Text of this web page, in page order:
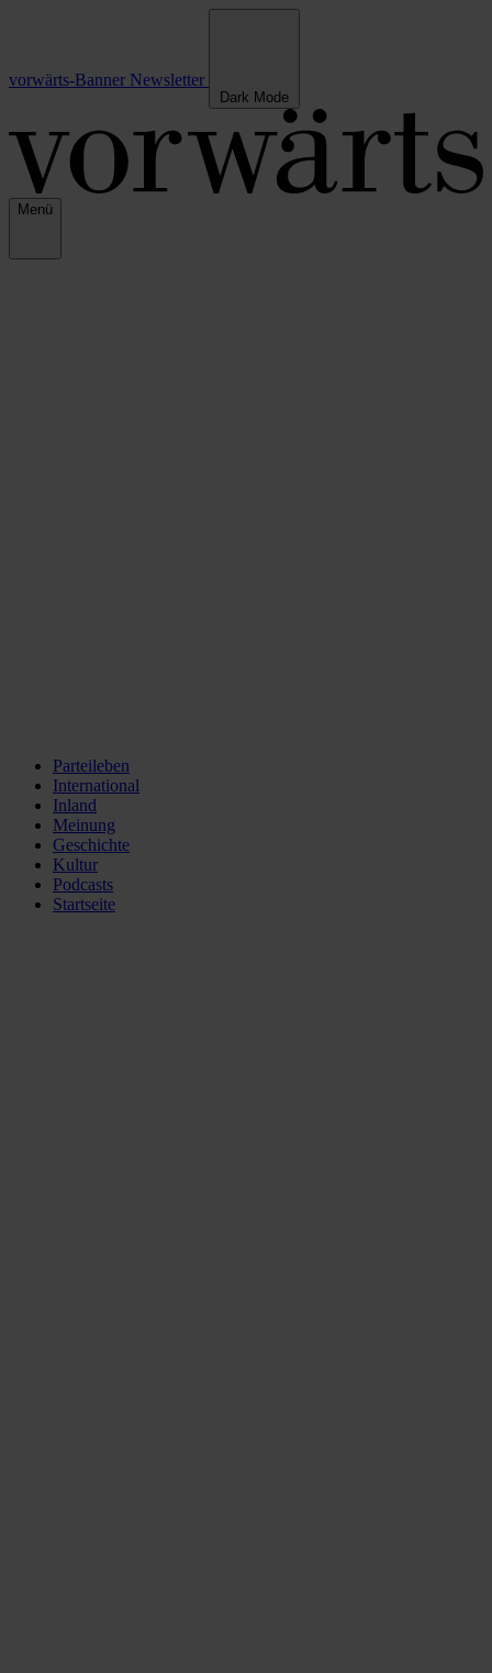
vorwärts-Banner Newsletter
Dark Mode
Menü
Parteileben
International
Inland
Meinung
Geschichte
Kultur
Podcasts
Startseite